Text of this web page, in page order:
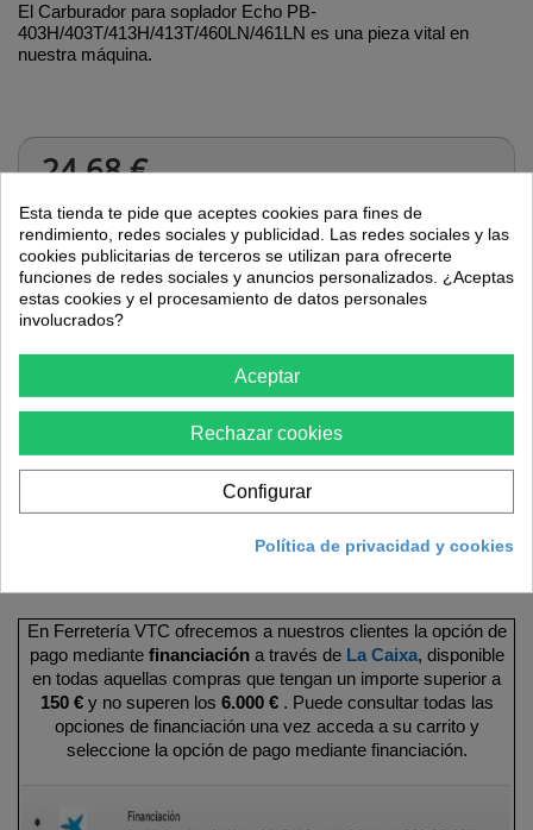
El Carburador para soplador Echo PB-
403H/403T/413H/413T/460LN/461LN es una pieza vital en
nuestra máquina.
24,68 €
Cantidad
Más
En Ferretería VTC ofrecemos a nuestros clientes la opción de
pago mediante financiacióna través de La Caixa, disponible
en todas aquellas compras que tengan un importe superior a
150 €y no superen los 6.000 €. Puede consultar todas las
opciones de financiación una vez acceda a su carrito y
seleccione la opción de pago mediante financiación.
Esta tienda te pide que aceptes cookies para fines de
rendimiento, redes sociales y publicidad. Las redes sociales y las
cookies publicitarias de terceros se utilizan para ofrecerte
funciones de redes sociales y anuncios personalizados. ¿Aceptas
estas cookies y el procesamiento de datos personales
involucrados?
Aceptar
Rechazar cookies
Configurar
Política de privacidad y cookies